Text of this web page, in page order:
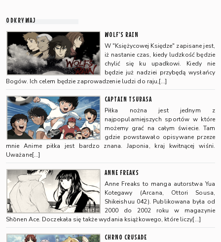
ODKRYWAJ
WOLF'S RAIN
W "Księżycowej Księdze" zapisane jest,
iż nastanie czas, kiedy ludzkość będzie
chylić się ku upadkowi. Kiedy nie
będzie już nadziei przybędą wysłańcy
Bogów. Ich celem będzie zaprowadzenie ludzi do raju,[…]
CAPTAIN TSUBASA
Piłka nożna jest jednym z
najpopularniejszych sportów w które
możemy grać na całym świecie. Tam
gdzie powstawało opisywane przeze
mnie Anime piłka jest bardzo znana. Japonia, kraj kwitnącej wiśni.
Uważane[…]
ANNE FREAKS
Anne Freaks to manga autorstwa Yua
Kotegawy (Arcana, Ottori Sousa,
Shikeishuu 042). Publikowana była od
2000 do 2002 roku w magazynie
Shōnen Ace. Doczekała się także wydania książkowego, które liczy[…]
CHRNO CRUSADE